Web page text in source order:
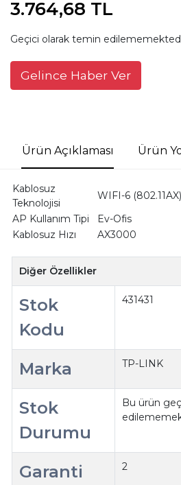
3.764,68 TL
Geçici olarak temin
Gelince Haber Ver
Ürün Açıklaması Ürün
Kablosuz
Teknolojisi
WIFI-6 (802.11AX)
AP Kullanım Tipi
Ev-Ofis
Kablosuz Hızı
AX3000
Diğer Özellikler
Stok
Kodu
431431
Marka TP-LINK
Stok
Durumu
Bu ürün
Garanti
2